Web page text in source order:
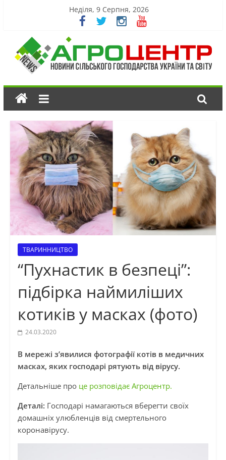
Неділя, 9 Серпня, 2026
ТВАРИННИЦТВО
“Пухнастик в безпеці”:
підбірка наймиліших
котиків у масках (фото)
24.03.2020
В мережі з’явилися фотографії котів в медичних
масках, яких господарі рятують від вірусу.
Детальніше про це розповідає Агроцентр.
Деталі: Господарі намагаються вберегти своїх
домашніх улюбленців від смертельного
коронавірусу.